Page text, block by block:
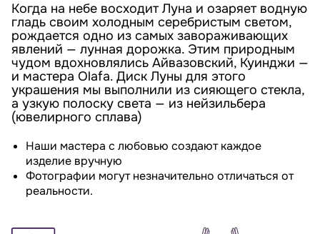
Когда на небе восходит Луна и озаряет водную
гладь своим холодным серебристым светом,
рождается одно из самых завораживающих
явлений — лунная дорожка. Этим природным
чудом вдохновлялись Айвазовский, Куинджи —
и мастера Olafa. Диск Луны для этого
украшения мы выполнили из сияющего стекла,
а узкую полоску света — из нейзильбера
(ювелирного сплава)
Наши мастера с любовью создают каждое
изделие вручную
Фотографии могут незначительно отличаться от
реальности.